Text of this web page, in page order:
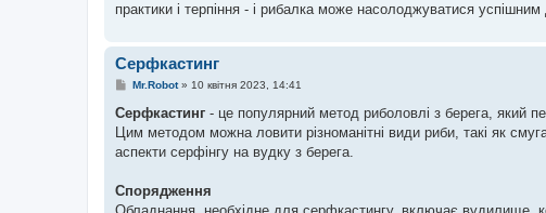
практики і терпіння - і рибалка може насолоджуватися
Серфкастинг
П
в
д
о
е
Mr.Robot» 10 квітня 2023, 14:41
Серфкастинг - це популярний метод риболовлі з берега, який
Цим методом можна ловити різноманітні види риби, такі як
аспекти серфінгу на вудку з берега.
Спорядження